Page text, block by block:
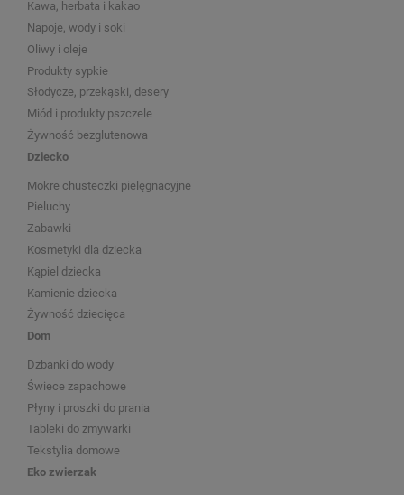
Kawa, herbata i kakao
Napoje, wody i soki
Oliwy i oleje
Produkty sypkie
Słodycze, przekąski, desery
Miód i produkty pszczele
Żywność bezglutenowa
Dziecko
Mokre chusteczki pielęgnacyjne
Pieluchy
Zabawki
Kosmetyki dla dziecka
Kąpiel dziecka
Kamienie dziecka
Żywność dziecięca
Dom
Dzbanki do wody
Świece zapachowe
Płyny i proszki do prania
Tableki do zmywarki
Tekstylia domowe
Eko zwierzak